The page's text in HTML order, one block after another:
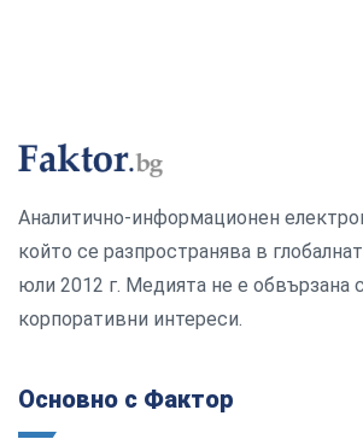
Аналитично-информационен
който се разпространява в
юли 2012 г. Медията не е обвързана
корпоративни интереси.
Основно с Фактор